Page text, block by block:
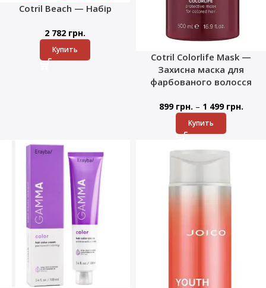
Cotril Beach — Набір
2 782 грн.
Купить
Cotril Colorlife Mask —
Захисна маска для
фарбованого волосся
899 грн. – 1 499 грн.
Купить